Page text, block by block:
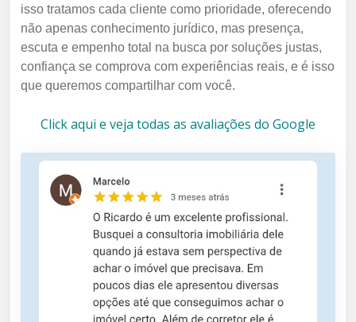
isso tratamos cada cliente como prioridade, oferecendo
não apenas conhecimento jurídico, mas presença,
escuta e empenho total na busca por soluções justas,
confiança se comprova com experiências reais, e é isso
que queremos compartilhar com você.
Click aqui e veja todas as avaliações do Google